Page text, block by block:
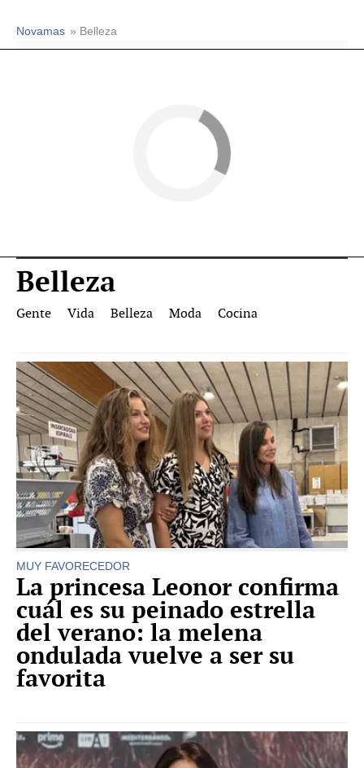
Novamas » Belleza
Belleza
Gente Vida Belleza Moda Cocina
MUY FAVORECEDOR
La princesa Leonor confirma
cuál es su peinado estrella
del verano: la melena
ondulada vuelve a ser su
favorita